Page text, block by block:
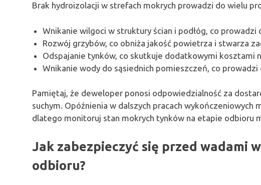
Brak hydroizolacji w strefach mokrych prowadzi do wielu
Wnikanie wilgoci w struktury ścian i podłóg, co prowadzi
Rozwój grzybów, co obniża jakość powietrza i stwarza
Odspajanie tynków, co skutkuje dodatkowymi kosztami
Wnikanie wody do sąsiednich pomieszczeń, co
Pamiętaj, że deweloper ponosi odpowiedzialność za
suchym. Opóźnienia w dalszych pracach wykończeniowych
dlatego monitoruj stan mokrych tynków na etapie odbioru
Jak zabezpieczyć się przed wadami
odbioru?